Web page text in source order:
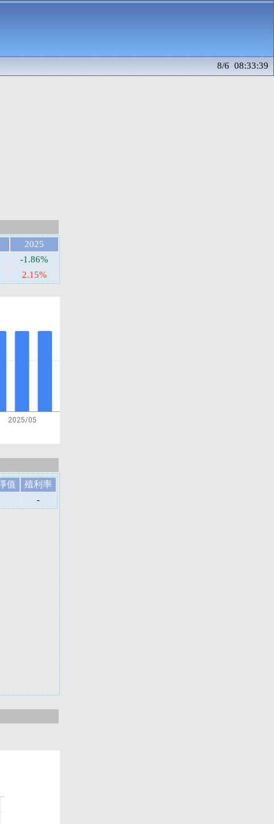
8/6 08:33:39
2025
-1.86%
2.15%
2025/05
值
殖利率
-